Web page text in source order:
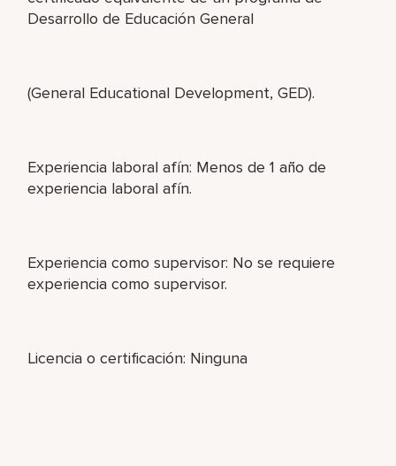
Desarrollo de Educación General
(General Educational Development, GED).
Experiencia laboral afín: Menos de 1 año de
experiencia laboral afín.
Experiencia como supervisor: No se requiere
experiencia como supervisor.
Licencia o certificación: Ninguna